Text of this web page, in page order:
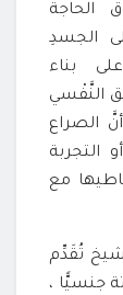
الحاجة
الجسدِ
بناء
النَّفْسي
الصراع
التجربة
مع
تُقَدِّم
جنسيًّا ،